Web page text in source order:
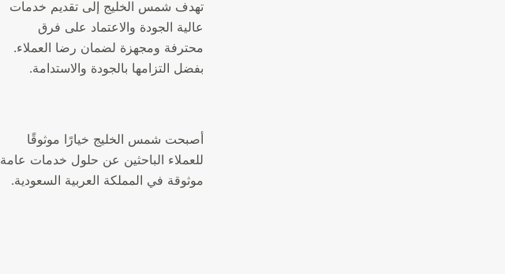
تهدف شمس الخليج إلى تقديم خدمات
عالية الجودة والاعتماد على فرق
محترفة ومجهزة لضمان رضا العملاء.
بفضل التزامها بالجودة والاستدامة.
أصبحت شمس الخليج خيارًا موثوقًا
للعملاء الباحثين عن حلول خدمات عامة
موثوقة في المملكة العربية السعودية.